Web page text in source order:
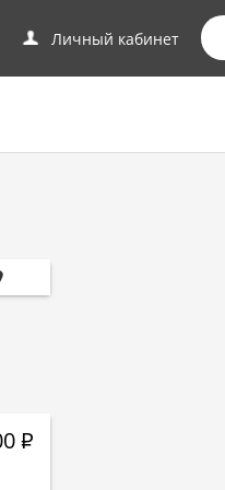
Личный кабинет
Р